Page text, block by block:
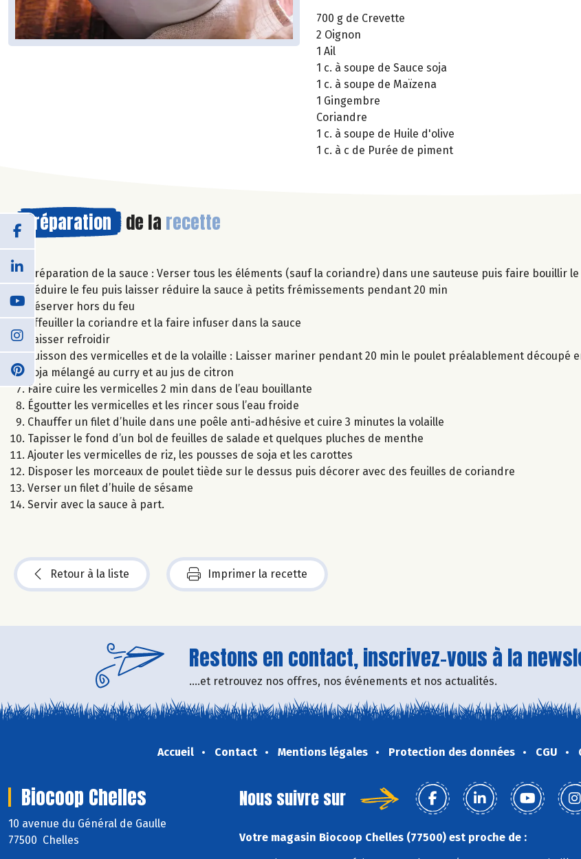
700 g de Crevette
2 Oignon
1 Ail
1 c. à soupe de Sauce soja
1 c. à soupe de Maïzena
1 Gingembre
Coriandre
1 c. à soupe de Huile d'olive
1 c. à c de Purée de piment
Préparation de la recette
Préparation de la sauce : Verser tous les éléments (sauf la coriandre) dans une sauteuse puis faire bouillir
Réduire le feu puis laisser réduire la sauce à petits frémissements pendant 20 min
Réserver hors du feu
Effeuiller la coriandre et la faire infuser dans la sauce
Laisser refroidir
Cuisson des vermicelles et de la volaille : Laisser mariner pendant 20 min le poulet préalablement découpé
soja mélangé au curry et au jus de citron
Faire cuire les vermicelles 2 min dans de l’eau bouillante
Égoutter les vermicelles et les rincer sous l’eau froide
Chauffer un filet d’huile dans une poêle anti-adhésive et cuire 3 minutes la volaille
Tapisser le fond d’un bol de feuilles de salade et quelques pluches de menthe
Ajouter les vermicelles de riz, les pousses de soja et les carottes
Disposer les morceaux de poulet tiède sur le dessus puis décorer avec des feuilles de coriandre
Verser un filet d’huile de sésame
Servir avec la sauce à part.
Retour à la liste Imprimer la recette
Restons en contact, inscrivez-vous à la
....et retrouvez nos offres, nos événements et nos actualités.
Accueil Contact Mentions légales Protection des données CGU
Biocoop Chelles
10 avenue du Général de Gaulle
77500 Chelles
Nous suivre sur
Votre magasin Biocoop Chelles (77500) est proche de :